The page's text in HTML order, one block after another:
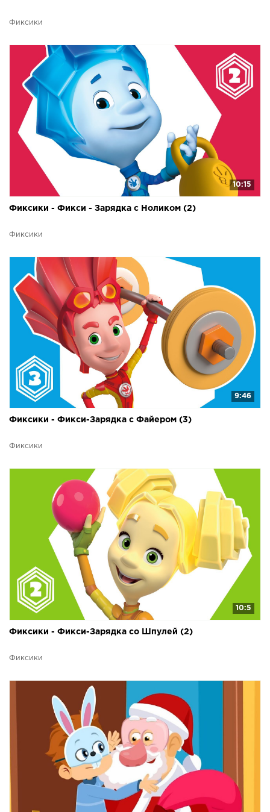
Фиксики
10:15
Фиксики - Фикси - Зарядка с Ноликом (2)
Фиксики
9:46
Фиксики - Фикси-Зарядка с Файером (3)
Фиксики
10:5
Фиксики - Фикси-Зарядка со Шпулей (2)
Фиксики